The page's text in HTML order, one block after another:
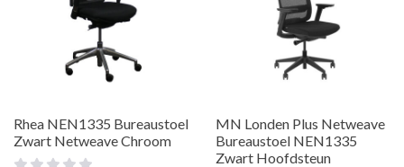
Rhea NEN1335 Bureaustoel
Zwart Netweave Chroom
MN Londen Plus Netweave
Bureaustoel NEN1335
Zwart Hoofdsteun